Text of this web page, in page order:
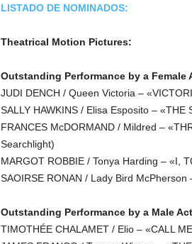
LISTADO DE NOMINADOS:
Theatrical Motion Pictures:
Outstanding Performance by a Female
JUDI DENCH / Queen Victoria –
SALLY HAWKINS / Elisa Esposito – «THE
FRANCES McDORMAND / Mildred –
Searchlight)
MARGOT ROBBIE / Tonya Harding – «I,
SAOIRSE RONAN / Lady Bird McPherson
Outstanding Performance by a Male
TIMOTHÉE CHALAMET / Elio – «CALL